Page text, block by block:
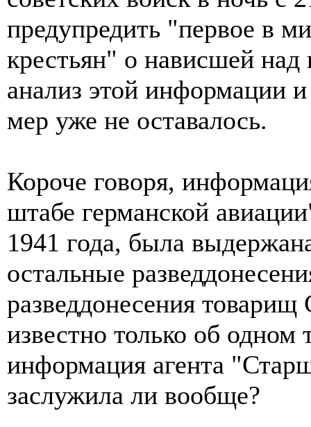
предупредить "первое в
крестьян" о нависшей
анализ этой информации
мер уже не оставалось.
Короче говоря,
штабе германской
1941 года, была
остальные
разведдонесения
известно только об
информация агента
заслужила ли вообще?